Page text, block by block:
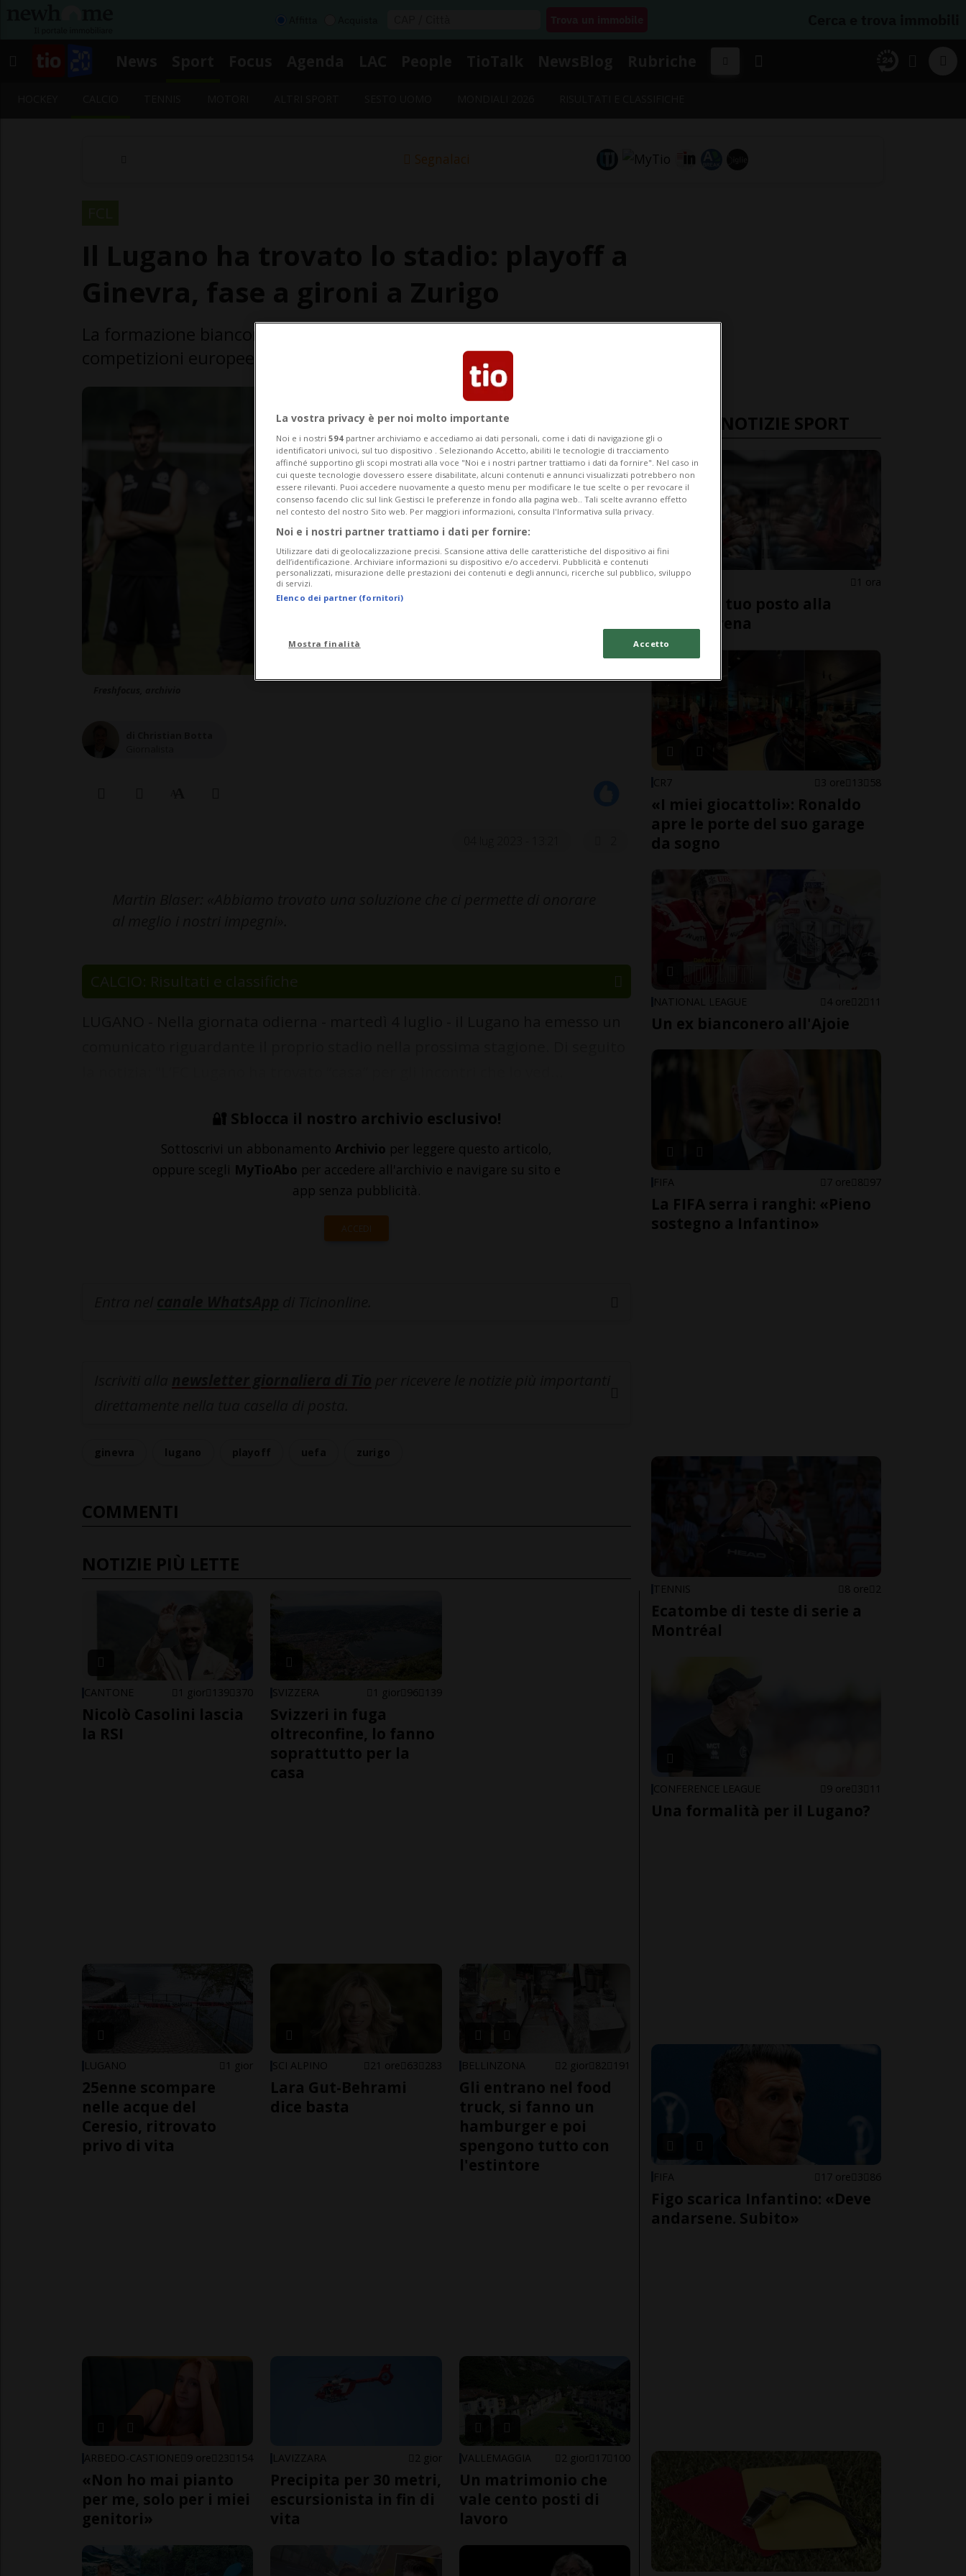
Segnalaci
CALCIO: Risultati e classifiche
🔐 Sblocca il nostro archivio esclusivo!
Sottoscrivi un abbonamento Archivio per leggere questo articolo,
oppure scegli MyTioAbo per accedere all'archivio e navigare su sito e
app senza pubblicità.
ACCEDI
COMMENTI
NOTIZIE PIÙ LETTE
CANTONE 1 gior 139 370
Nicolò Casolini lascia
la RSI
SVIZZERA 1 gior 96 139
Svizzeri in fuga
oltreconfine, lo fanno
soprattutto per la
casa
LUGANO 1 gior
25enne scompare
nelle acque del
Ceresio, ritrovato
privo di vita
SCI ALPINO 21 ore 63 283
Lara Gut-Behrami
dice basta
BELLINZONA 2 gior 82 191
Gli entrano nel food
truck, si fanno un
hamburger e poi
spengono tutto con
l'estintore
ARBEDO-CASTIONE 9 ore 23 154
«Non ho mai pianto
per me, solo per i miei
genitori»
LAVIZZARA 2 gior
Precipita per 30 metri,
escursionista in fin di
vita
VALLEMAGGIA 2 gior 17 100
Un matrimonio che
vale cento posti di
lavoro
ULTIME NOTIZIE SPORT
1 ora
Riserva il tuo posto alla
Cornèr Arena
CR7 3 ore 13 58
«I miei giocattoli»: Ronaldo
apre le porte del suo garage
da sogno
NATIONAL LEAGUE 4 ore 2 11
Un ex bianconero all'Ajoie
FIFA 7 ore 8 97
La FIFA serra i ranghi: «Pieno
sostegno a Infantino»
TENNIS 8 ore 2
Ecatombe di teste di serie a
Montréal
CONFERENCE LEAGUE 9 ore 3 11
Una formalità per il Lugano?
FIFA 17 ore 3 86
Figo scarica Infantino: «Deve
andarsene. Subito»
La vostra privacy è per noi molto importante
Noi e i nostri 594 partner archiviamo e accediamo ai dati personali, come i dati di navigazione gli o
identificatori univoci, sul tuo dispositivo . Selezionando Accetto, abiliti le tecnologie di tracciamento
affinché supportino gli scopi mostrati alla voce "Noi e i nostri partner trattiamo i dati da fornire". Nel caso in
cui queste tecnologie dovessero essere disabilitate, alcuni contenuti e annunci visualizzati potrebbero non
essere rilevanti. Puoi accedere nuovamente a questo menu per modificare le tue scelte o per revocare il
consenso facendo clic sul link Gestisci le preferenze in fondo alla pagina web.. Tali scelte avranno effetto
nel contesto del nostro Sito web. Per maggiori informazioni, consulta l'Informativa sulla privacy.
Noi e i nostri partner trattiamo i dati per fornire:
Utilizzare dati di geolocalizzazione precisi. Scansione attiva delle caratteristiche del dispositivo ai fini
dell’identificazione. Archiviare informazioni su dispositivo e/o accedervi. Pubblicità e contenuti
personalizzati, misurazione delle prestazioni dei contenuti e degli annunci, ricerche sul pubblico, sviluppo
di servizi.
Elenco dei partner (fornitori)
Mostra finalità Accetto